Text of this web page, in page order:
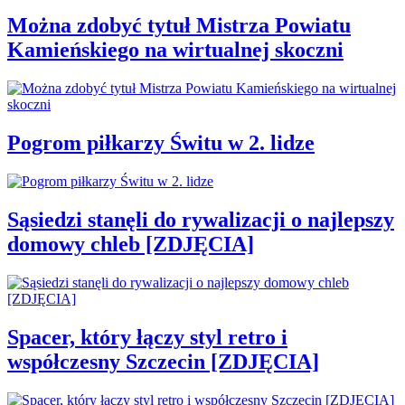
Można zdobyć tytuł Mistrza Powiatu
Kamieńskiego na wirtualnej skoczni
Pogrom piłkarzy Świtu w 2. lidze
Sąsiedzi stanęli do rywalizacji o najlepszy
domowy chleb [ZDJĘCIA]
Spacer, który łączy styl retro i
współczesny Szczecin [ZDJĘCIA]